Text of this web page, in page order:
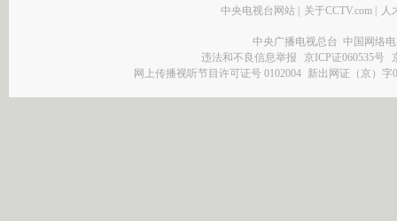
中央电视台网站 关于CCTV.com 人
中央广播电视总台 中国网络
违法和不良信息举报
京ICP证060535号
网上传播视听节目许可证号 0102004 新出网证（京）